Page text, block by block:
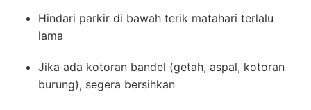
Hindari parkir di bawah terik matahari terlalu
lama
Jika ada kotoran bandel (getah, aspal, kotoran
burung), segera bersihkan